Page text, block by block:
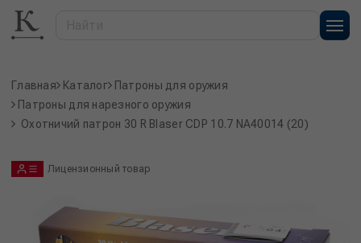
Главная Каталог
Патроны для оружия
Патроны для нарезного оружия
Охотничий патрон 30 R Blaser CDP 10.7 NA40014 (20)
Лицензионный товар